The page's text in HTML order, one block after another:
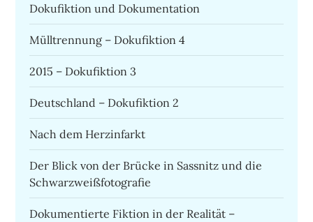
Dokufiktion und Dokumentation
Mülltrennung – Dokufiktion 4
2015 – Dokufiktion 3
Deutschland – Dokufiktion 2
Nach dem Herzinfarkt
Der Blick von der Brücke in Sassnitz und die
Schwarzweißfotografie
Dokumentierte Fiktion in der Realität –